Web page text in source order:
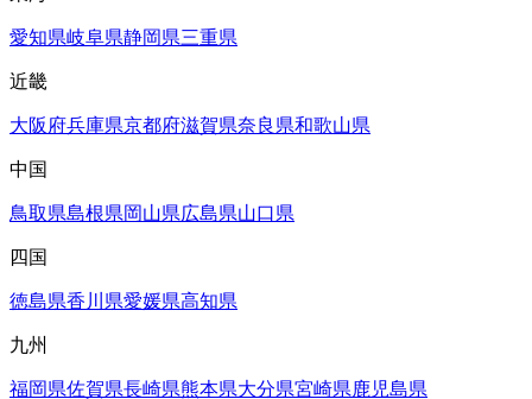
愛知県岐阜県静岡県三重県
近畿
大阪府兵庫県京都府滋賀県奈良県和歌山県
中国
鳥取県島根県岡山県広島県山口県
四国
徳島県香川県愛媛県高知県
九州
福岡県佐賀県長崎県熊本県大分県宮崎県鹿児島県